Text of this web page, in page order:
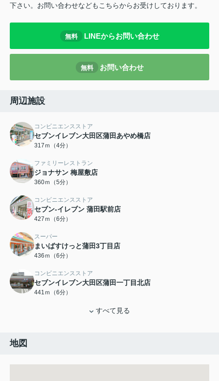
下さい。お問い合わせなどもこちらからお受けしております。
無料 LINEからお問い合わせ
無料 お問い合わせ
周辺施設
コンビニエンスストア
セブンイレブン大田区蒲田あやめ橋店
317ｍ（4分）
ファミリーレストラン
ジョナサン 梅屋敷店
360ｍ（5分）
コンビニエンスストア
セブン-イレブン 蒲田駅前店
427ｍ（6分）
スーパー
まいばすけっと蒲田3丁目店
436ｍ（6分）
コンビニエンスストア
セブンイレブン大田区蒲田一丁目北店
441ｍ（6分）
すべて見る
地図